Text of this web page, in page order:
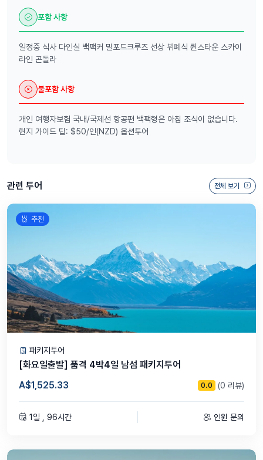
포함 사항
일정중 식사 다인실 백팩커 밀포드크루즈 선상 뷔폐식 퀸스타운 스카이
라인 곤돌라
불포함 사항
개인 여행자보험 국내/국제선 항공편 백팩형은 아침 조식이 없습니다.
현지 가이드 팁: $50/인(NZD) 옵션투어
관련 투어 전체 보기
추천
패키지투어
[화요일출발] 품격 4박4일 남섬 패키지투어
A$1,525.33
0.0 (0 리뷰)
1일 , 96시간 인원 문의